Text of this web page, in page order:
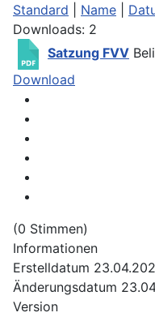
Standard
Name
Downloads: 2
Satzung FVV
Download
(0 Stimmen)
Informationen
Erstelldatum
Änderungsdatum
Version